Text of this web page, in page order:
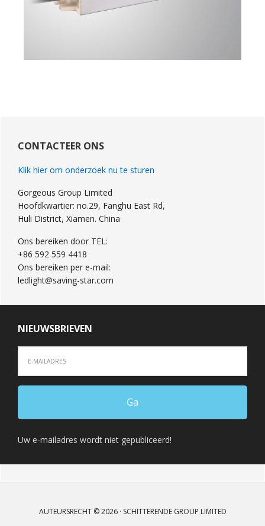
Sidebar
CONTACTEER ONS
Klik hier om onderzoek nu te sturen
Gorgeous Group Limited
Hoofdkwartier: no.29, Fanghu East Rd,
Huli District, Xiamen. China
Ons bereiken door TEL:
+86 592 559 4418
Ons bereiken per e-mail:
ledlight@saving-star.com
NIEUWSBRIEVEN
Uw e-mailadres wordt niet gepubliceerd!
AUTEURSRECHT © 2026 · SCHITTERENDE GROUP LIMITED